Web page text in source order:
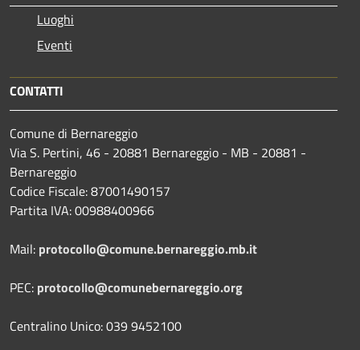
Luoghi
Eventi
CONTATTI
Comune di Bernareggio
Via S. Pertini, 46 - 20881 Bernareggio - MB - 20881 -
Bernareggio
Codice Fiscale: 87001490157
Partita IVA: 00988400966
Mail: protocollo@comune.bernareggio.mb.it
PEC: protocollo@comunebernareggio.org
Centralino Unico: 039 9452100